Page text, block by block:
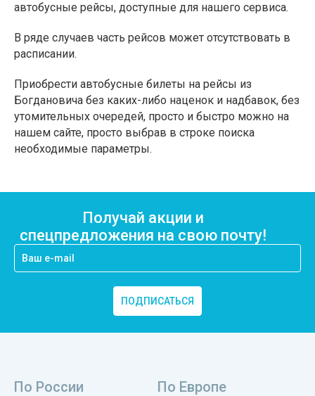
автобусные рейсы, доступные для нашего сервиса.
В ряде случаев часть рейсов может отсутствовать в
расписании.
Приобрести автобусные билеты на рейсы из
Богдановича без каких-либо наценок и надбавок, без
утомительных очередей, просто и быстро можно на
нашем сайте, просто выбрав в строке поиска
необходимые параметры.
Получай акции и
спецпредложения на свою почту!
ПОДПИСАТЬСЯ
По России По Европе